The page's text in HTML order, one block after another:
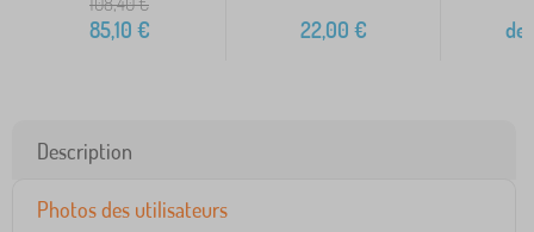
85,10 € 22,00 € de
Description
Photos des utilisateurs